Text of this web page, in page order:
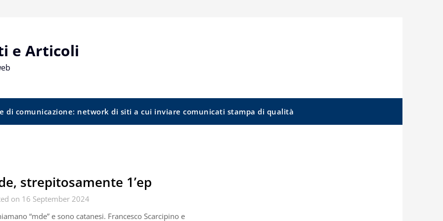
e Articoli
di comunicazione: network di siti a cui inviare comunicati stampa di qualità
strepitosamente 1’ep
on 16 September 2024
“mde” e sono catanesi. Francesco Scarcipino e